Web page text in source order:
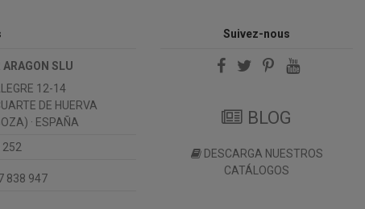
ARAGON SLU
12-14
DE HUERVA
· ESPAÑA
252
838 947
Suivez-nous
BLOG
DESCARGA NUESTROS
CATÁLOGOS